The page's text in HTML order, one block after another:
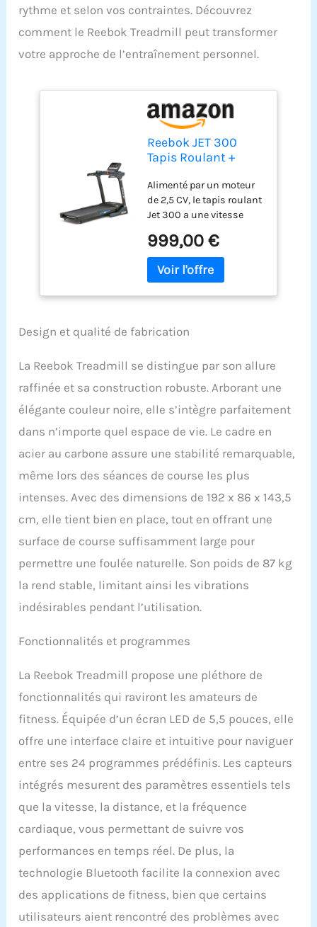
rythme et selon vos contraintes. Découvrez
comment le Reebok Treadmill peut transformer
votre approche de l’entraînement personnel.
Reebok JET 300
Tapis Roulant +
Alimenté par un moteur
de 2,5 CV, le tapis roulant
Jet 300 a une vitesse
mph) ; l'intensité de la
course peut être encore
améliorée par les 15
Air Motion intégré dans le
l'impact de votre coup de
multiples poches
remplies d'air pour une
plus confortable Pour
que vous soyez motivé et
tapis roulant peut vous
offrir jusqu'à 24
programmes de remise
en forme variés, conçus
par nos maîtres
entraîneurs pour vous
faire passer d'un jogging
doux à une montée de
colline Téléchargez et
Fitness avec votre
pour suivre vos progrès,
définir des parcours de
comment le tapis roulant
répond aux conditions
du parcours que vous
avez choisi Garantie
standard de 10 ans sur le
moteur, le cadre à vie et
de 2 ans sur les pièces et
la main-d'œuvre ;
faciles à suivre et service
d'assistance
en ligne Reebok UK dédié,
si vous avez besoin
999,00 €
Design et qualité de fabrication
La Reebok Treadmill se distingue par son allure
raffinée et sa construction robuste. Arborant une
élégante couleur noire, elle s’intègre parfaitement
dans n’importe quel espace de vie. Le cadre en
acier au carbone assure une stabilité remarquable,
même lors des séances de course les plus
intenses. Avec des dimensions de 192 x 86 x 143,5
cm, elle tient bien en place, tout en offrant une
surface de course suffisamment large pour
permettre une foulée naturelle. Son poids de 87 kg
la rend stable, limitant ainsi les vibrations
indésirables pendant l’utilisation.
Fonctionnalités et programmes
La Reebok Treadmill propose une pléthore de
fonctionnalités qui raviront les amateurs de
fitness. Équipée d’un écran LED de 5,5 pouces, elle
offre une interface claire et intuitive pour naviguer
entre ses 24 programmes prédéfinis. Les capteurs
intégrés mesurent des paramètres essentiels tels
que la vitesse, la distance, et la fréquence
cardiaque, vous permettant de suivre vos
performances en temps réel. De plus, la
technologie Bluetooth facilite la connexion avec
des applications de fitness, bien que certains
utilisateurs aient rencontré des problèmes avec